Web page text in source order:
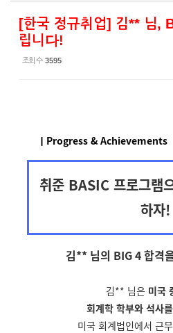
[한국 정규취업] 김** 님,
립니다!
조회 수 3595
ㅣProgress & Achievements
취준 BASIC 프로그램
하자!
김** 님의 BIG 4 합격
김** 님은 미국
회계학 학부와 석사를
미국 회계법인에서 근